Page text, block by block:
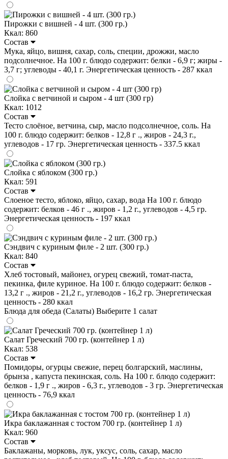
Пирожки с вишней - 4 шт. (300 гр.)
Ккал: 860
Состав
Мука, яйцо, вишня, сахар, соль, специи, дрожжи, масло
подсолнечное. На 100 г. блюдо содержит: белки - 6,9 г; жиры -
3,7 г; углеводы - 40,1 г. Энергетическая ценность - 287 ккал
Слойка с ветчиной и сыром - 4 шт (300 гр)
Ккал: 1012
Состав
Тесто слоёное, ветчина, сыр, масло подсолнечное, соль. На
100 г. блюдо содержит: белков - 12,8 г ., жиров - 24,3 г.,
углеводов - 17 гр. Энергетическая ценность - 337.5 ккал
Слойка с яблоком (300 гр.)
Ккал: 591
Состав
Слоеное тесто, яблоко, яйцо, сахар, вода На 100 г. блюдо
содержит: белков - 46 г ., жиров - 1,2 г., углеводов - 4,5 гр.
Энергетическая ценность - 197 ккал
Сэндвич с куриным филе - 2 шт. (300 гр.)
Ккал: 840
Состав
Хлеб тостовый, майонез, огурец свежий, томат-паста,
пекинка, филе куриное. На 100 г. блюдо содержит: белков -
13,2 г ., жиров - 21,2 г., углеводов - 16,2 гр. Энергетическая
ценность - 280 ккал
Блюда для обеда (Салаты) Выберите 1 салат
Салат Греческий 700 гр. (контейнер 1 л)
Ккал: 538
Состав
Помидоры, огурцы свежие, перец болгарский, маслины,
брынза , капуста пекинская, соль. На 100 г. блюдо содержит:
белков - 1,9 г ., жиров - 6,3 г., углеводов - 3 гр. Энергетическая
ценность - 76,9 ккал
Икра баклажанная с тостом 700 гр. (контейнер 1 л)
Ккал: 960
Состав
Баклажаны, морковь, лук, уксус, соль, сахар, масло